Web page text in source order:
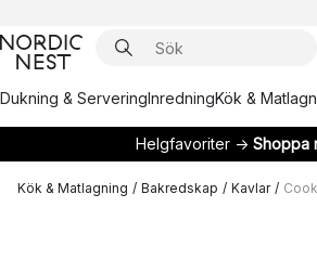
Dukning & ServeringInredningKök &
Helgfavoriter → Shoppa
Kök & Matlagning / Bakredskap / Kavlar /